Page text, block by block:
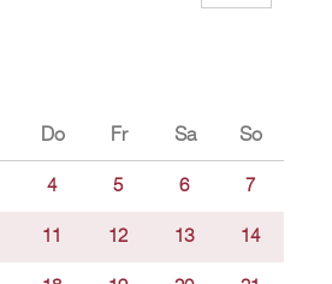
Do Fr Sa So
4 5 6 7
11 12 13 14